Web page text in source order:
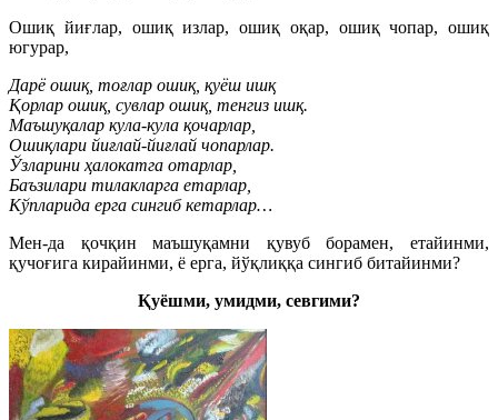
Ошиқ йиғлар, ошиқ излар, ошиқ оқар, ошиқ чопар, ошиқ
югурар,
Дарё ошиқ, тоғлар ошиқ, қуёш ишқ
Қорлар ошиқ, сувлар ошиқ, тенгиз ишқ.
Маъшуқалар кула-кула қочарлар,
Ошиқлари йиғлай-йиғлай чопарлар.
Ўзларини ҳалокатга отарлар,
Баъзилари тилакларга етарлар,
Кўпларида ерга сингиб кетарлар…
Мен-да қочқин маъшуқамни қувуб борамен, етайинми,
қучоғига кирайинми, ё ерга, йўқлиққа сингиб битайинми?
Қуёшми, умидми, севгими?